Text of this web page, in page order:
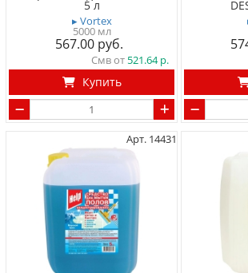
5 л
▸ Vortex
5000 мл
567.00
Смв от 521.64
Купить
Арт. 14431